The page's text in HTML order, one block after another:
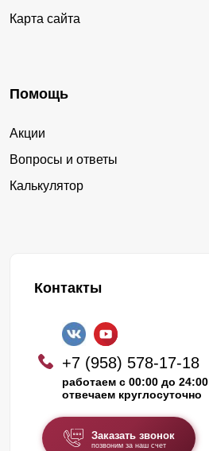
Карта сайта
Помощь
Акции
Вопросы и ответы
Калькулятор
Контакты
+7 (958) 578-17-18
работаем с 00:00 до 24:00
отвечаем круглосуточно
Заказать звонок
позвоним за наш счет